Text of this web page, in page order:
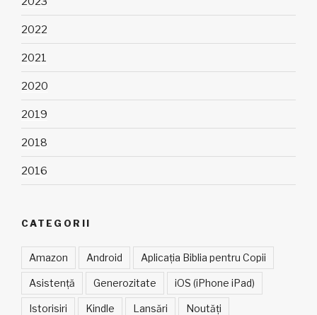
2022
2021
2020
2019
2018
2016
CATEGORII
Amazon Android Aplicația Biblia pentru Copii
Asistență Generozitate iOS (iPhone iPad)
Istorisiri Kindle Lansări Noutăți